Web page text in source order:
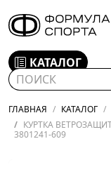
КАТАЛОГ
ГЛАВНАЯ КАТАЛОГ
КУРТКА
3801241-609